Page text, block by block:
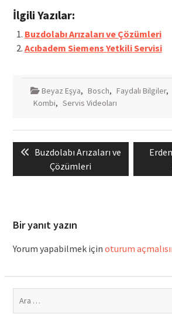
İlgili Yazılar:
Buzdolabı Arızaları ve Çözümleri
Acıbadem Siemens Yetkili Servisi
Beyaz Eşya, Bosch, Faydalı Bilgiler,
Kombi, Servis Videoları
gezinmesi
Previous
post:
Buzdolabı Arızaları ve
Çözümleri
Next
Bir yanıt yazın
Yorum yapabilmek için oturum